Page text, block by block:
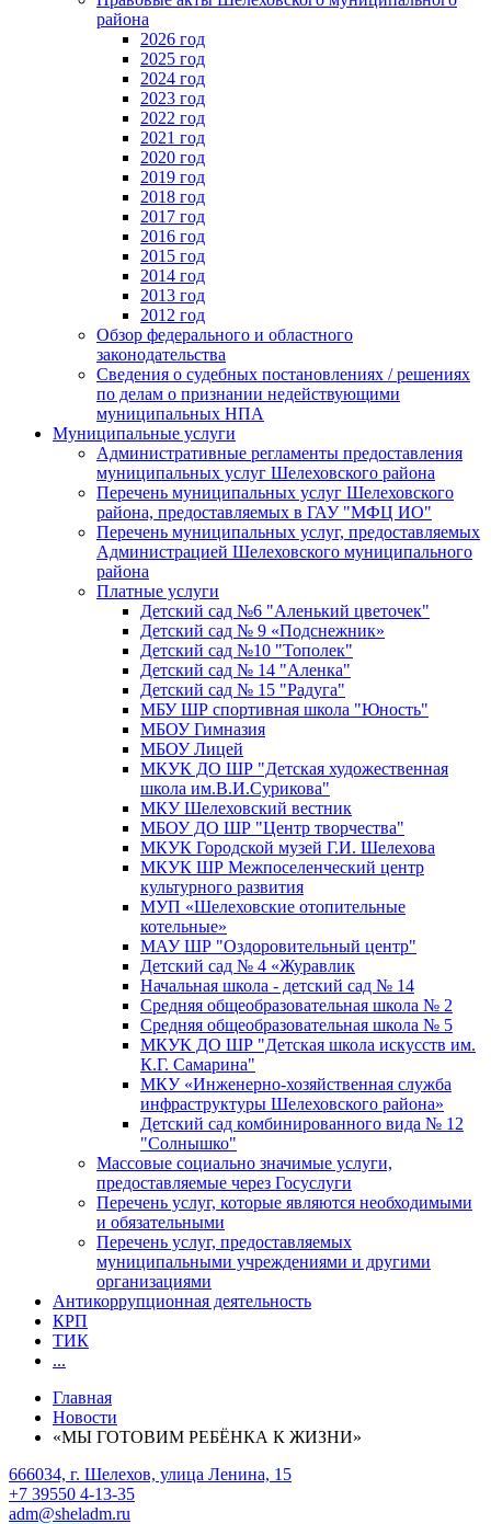
района
2026 год
2025 год
2024 год
2023 год
2022 год
2021 год
2020 год
2019 год
2018 год
2017 год
2016 год
2015 год
2014 год
2013 год
2012 год
Обзор федерального и областного
законодательства
Сведения о судебных постановлениях / решениях
по делам о признании недействующими
муниципальных НПА
Муниципальные услуги
Административные регламенты предоставления
муниципальных услуг Шелеховского района
Перечень муниципальных услуг Шелеховского
района, предоставляемых в ГАУ "МФЦ ИО"
Перечень муниципальных услуг, предоставляемых
Администрацией Шелеховского муниципального
района
Платные услуги
Детский сад №6 "Аленький цветочек"
Детский сад № 9 «Подснежник»
Детский сад №10 "Тополек"
Детский сад № 14 "Аленка"
Детский сад № 15 "Радуга"
МБУ ШР спортивная школа "Юность"
МБОУ Гимназия
МБОУ Лицей
МКУК ДО ШР "Детская художественная
школа им.В.И.Сурикова"
МКУ Шелеховский вестник
МБОУ ДО ШР "Центр творчества"
МКУК Городской музей Г.И. Шелехова
МКУК ШР Межпоселенческий центр
культурного развития
МУП «Шелеховские отопительные
котельные»
МАУ ШР "Оздоровительный центр"
Детский сад № 4 «Журавлик
Начальная школа - детский сад № 14
Средняя общеобразовательная школа № 2
Средняя общеобразовательная школа № 5
МКУК ДО ШР "Детская школа искусств им.
К.Г. Самарина"
МКУ «Инженерно-хозяйственная служба
инфраструктуры Шелеховского района»
Детский сад комбинированного вида № 12
"Солнышко"
Массовые социально значимые услуги,
предоставляемые через Госуслуги
Перечень услуг, которые являются необходимыми
и обязательными
Перечень услуг, предоставляемых
муниципальными учреждениями и другими
организациями
Антикоррупционная деятельность
КРП
ТИК
...
Главная
Новости
«МЫ ГОТОВИМ РЕБЁНКА К ЖИЗНИ»
666034, г. Шелехов, улица Ленина, 15
+7 39550 4-13-35
adm@sheladm.ru